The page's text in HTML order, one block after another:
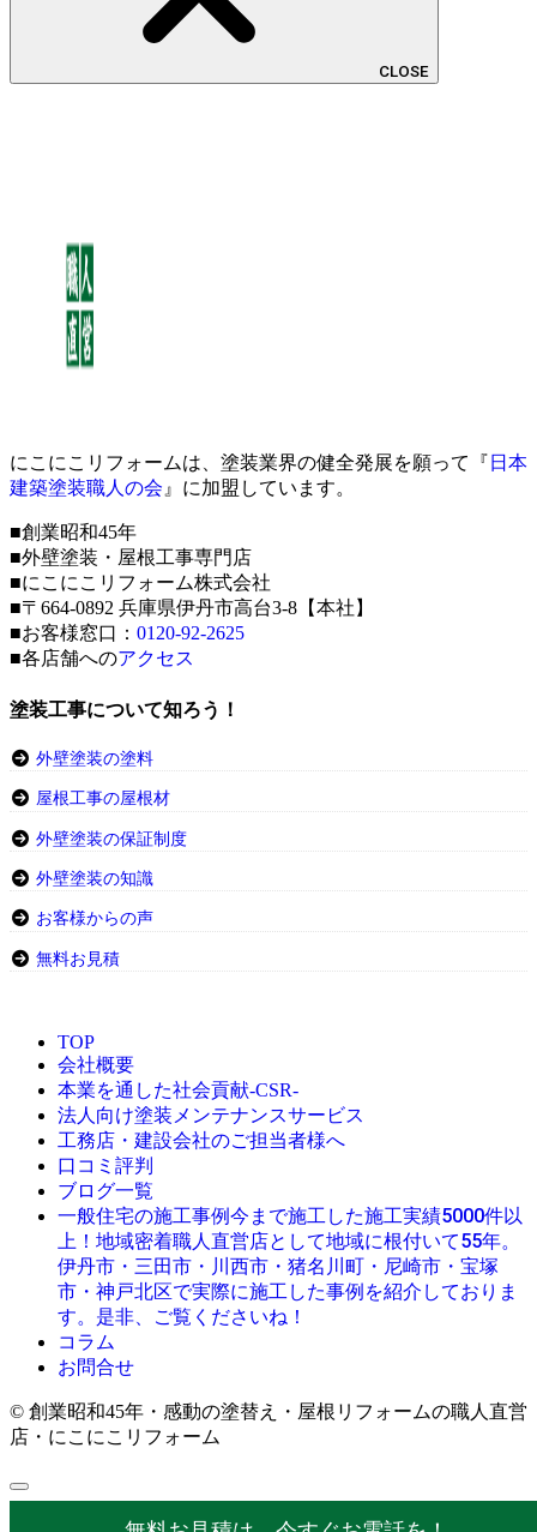
CLOSE
にこにこリフォームは、塗装業界の健全発展を願って『 日本
建築塗装職人の会 』に加盟しています。
■創業昭和45年
■外壁塗装・屋根工事専門店
■にこにこリフォーム株式会社
■〒664-0892 兵庫県伊丹市高台3-8【本社】
■お客様窓口： 0120-92-2625
■各店舗へのアクセス
塗装工事について知ろう！
外壁塗装の塗料
屋根工事の屋根材
外壁塗装の保証制度
外壁塗装の知識
お客様からの声
無料お見積
TOP
会社概要
本業を通した社会貢献-CSR-
法人向け塗装メンテナンスサービス
工務店・建設会社のご担当者様へ
口コミ評判
ブログ一覧
一般住宅の施工事例今まで施工した施工実績5000件以
上！地域密着職人直営店として地域に根付いて55年。
伊丹市・三田市・川西市・猪名川町・尼崎市・宝塚
市・神戸北区で実際に施工した事例を紹介しておりま
す。是非、ご覧くださいね！
コラム
お問合せ
© 創業昭和45年・感動の塗替え・屋根リフォームの職人直営
店・にこにこリフォーム